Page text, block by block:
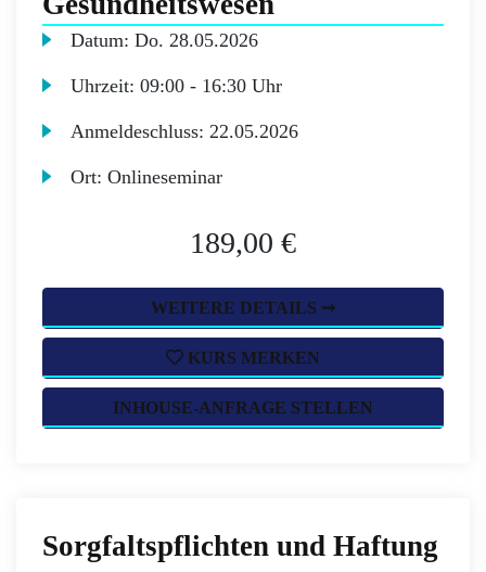
Datum:Do. 28.05.2026
Uhrzeit:09:00 - 16:30 Uhr
Anmeldeschluss:22.05.2026
Ort:Onlineseminar
189,00 €
WEITERE DETAILS ➞
KURS MERKEN
INHOUSE-ANFRAGE STELLEN
Sorgfaltspflichten und Haftung